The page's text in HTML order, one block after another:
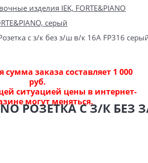
изделия IEK, FORTE&PIANO
серый
с з/к без з/ш в/к 16А FP316
заказа составляет 1 000
руб.
ситуацией цены в интернет-
могут меняться.
РОЗЕТКА С З/К